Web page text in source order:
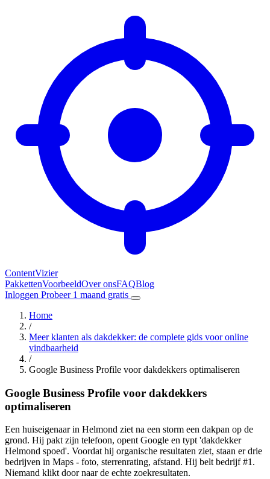
ContentVizier
PakkettenVoorbeeldOver onsFAQBlog
Inloggen Probeer 1 maand gratis
Home
/
Meer klanten als dakdekker: de complete gids voor online
vindbaarheid
/
Google Business Profile voor dakdekkers optimaliseren
Google Business Profile voor dakdekkers
optimaliseren
Een huiseigenaar in Helmond ziet na een storm een dakpan op de
grond. Hij pakt zijn telefoon, opent Google en typt 'dakdekker
Helmond spoed'. Voordat hij organische resultaten ziet, staan er drie
bedrijven in Maps - foto, sterrenrating, afstand. Hij belt bedrijf #1.
Niemand klikt door naar de echte zoekresultaten.